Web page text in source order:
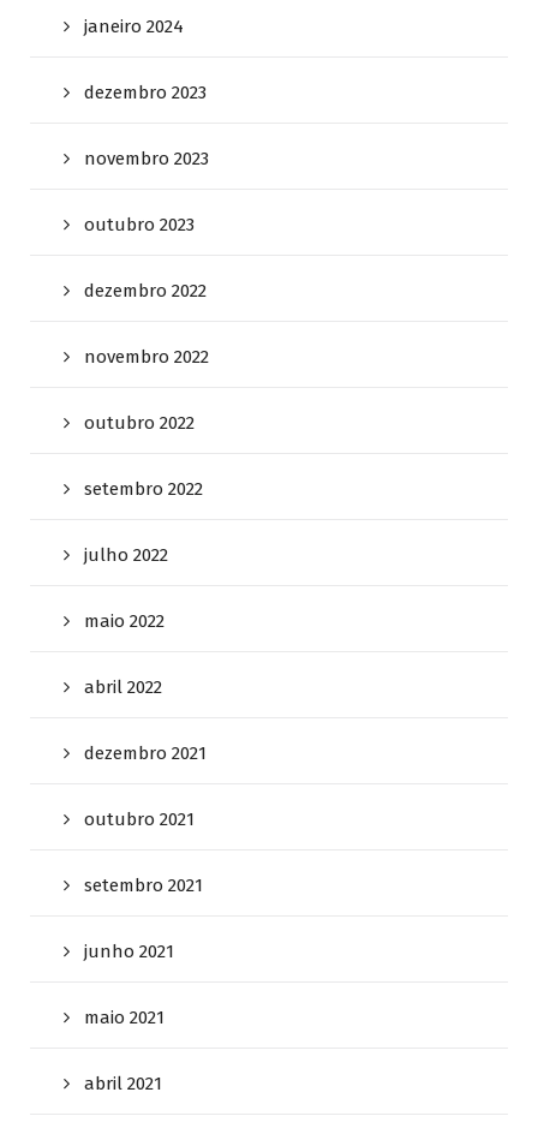
janeiro 2024
dezembro 2023
novembro 2023
outubro 2023
dezembro 2022
novembro 2022
outubro 2022
setembro 2022
julho 2022
maio 2022
abril 2022
dezembro 2021
outubro 2021
setembro 2021
junho 2021
maio 2021
abril 2021